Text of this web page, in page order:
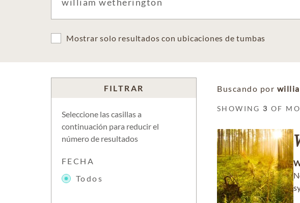
Mostrar solo resultados con ubicaciones de tumbas
FILTRAR
Seleccione las casillas a
continuación para reducir el
número de resultados
FECHA
Todos
Buscando por
SHOWING 3 OF